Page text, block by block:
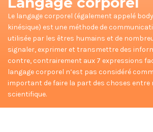
Le langage corporel (également appelé
kinésique) est une méthode de
utilisée par les êtres humains et de
signaler, exprimer et transmettre des
contre, contrairement aux 7 expressions
langage corporel n’est pas considéré
important de faire la part des choses entre
scientifique.